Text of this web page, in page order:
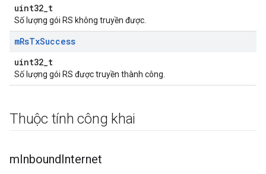
uint32_t
Số lượng gói RS không truyền được.
mRsTxSuccess
uint32_t
Số lượng gói RS được truyền thành công.
Thuộc tính công khai
mInboundInternet